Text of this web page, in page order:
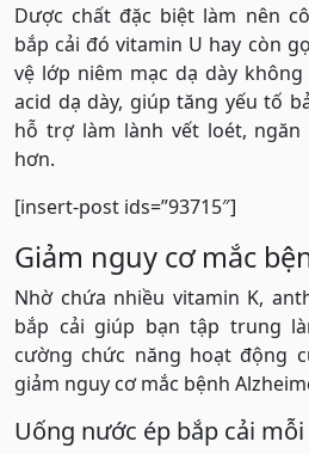
Dược chất đặc biệt làm nên
bắp cải đó vitamin U hay còn
vệ lớp niêm mạc dạ dày
acid dạ dày, giúp tăng yếu tố
hỗ trợ làm lành vết loét,
hơn.
[insert-post ids=”93715″]
Giảm nguy cơ mắc
Nhờ chứa nhiều vitamin K,
bắp cải giúp bạn tập trung
cường chức năng hoạt động
giảm nguy cơ mắc bệnh
Uống nước ép bắp cải